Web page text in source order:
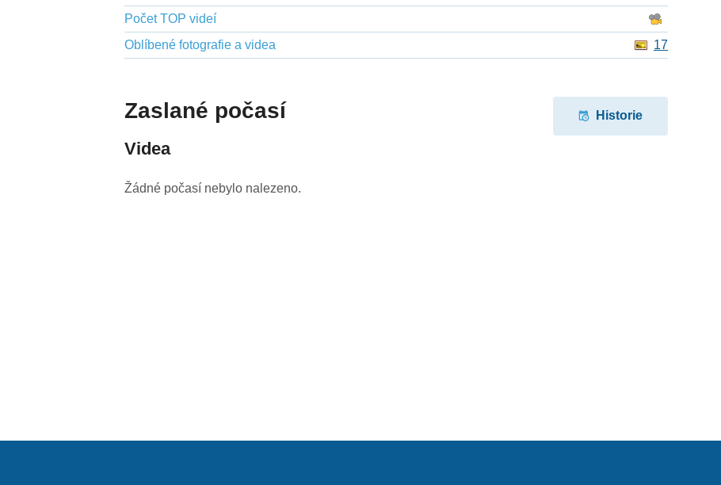
Počet TOP videí
Oblíbené fotografie a videa
17
Zaslané počasí
Videa
Historie
Žádné počasí nebylo nalezeno.